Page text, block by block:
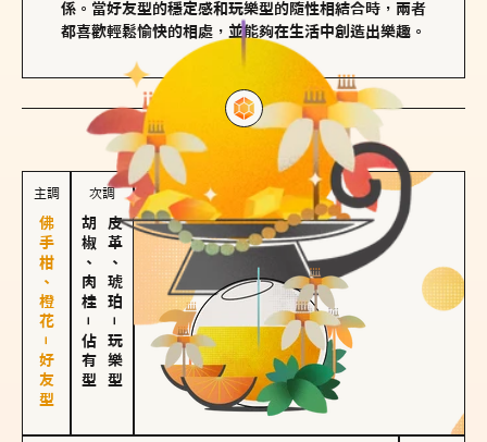
係。當好友型的穩定感和玩樂型的隨性相結合時，兩者
都喜歡輕鬆愉快的相處，並能夠在生活中創造出樂趣。
對方的主調蠟燭是...
主調
佛手柑、橙花－好友型
次調
胡椒、肉桂
－
佔有型
皮革、琥珀
－
玩樂型